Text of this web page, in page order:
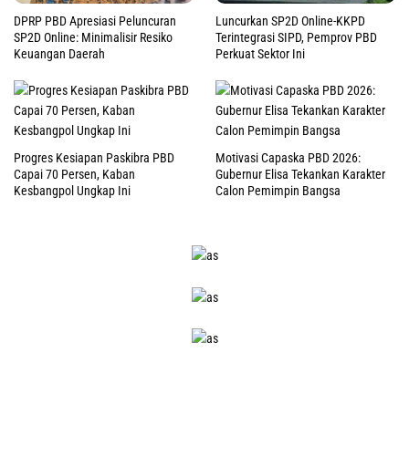
DPRP PBD Apresiasi Peluncuran
SP2D Online: Minimalisir Resiko
Keuangan Daerah
Luncurkan SP2D Online-KKPD
Terintegrasi SIPD, Pemprov PBD
Perkuat Sektor Ini
Progres Kesiapan Paskibra PBD
Capai 70 Persen, Kaban
Kesbangpol Ungkap Ini
Motivasi Capaska PBD 2026:
Gubernur Elisa Tekankan Karakter
Calon Pemimpin Bangsa